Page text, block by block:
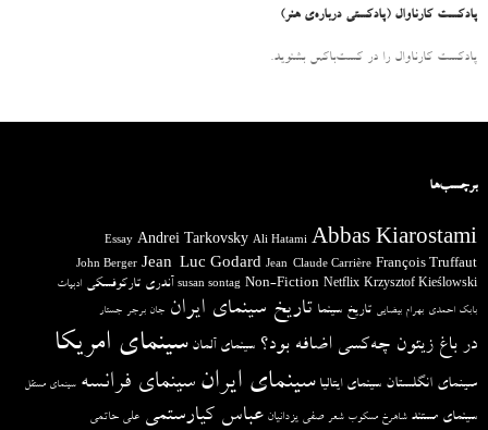
پادکست کارناوال (پادکستی درباره‌ی هنر)
پادکست کارناوال را در کست‌باکس بشنوید.
برچسب‌ها
Abbas Kiarostami
Ali Hatami
Andrei Tarkovsky
Essay
François Truffaut
Jean-Claude Carrière
Jean-Luc Godard
John Berger
Krzysztof Kieślowski
Netflix
Non-Fiction
susan sontag آندری تارکوفسکی ادبیات
بابک احمدی بهرام بیضایی تاریخ سینما تاریخ سینمای ایران جان برجر جستار
در باغ زیتون چه‌کسی اضافه بود؟ سینمای آلمان سینمای امریکا
سینمای انگلستان سینمای ایتالیا سینمای ایران سینمای فرانسه سینمای مستقل
سینمای مستند شاهرخ مسکوب شعر صفی یزدانیان عباس کیارستمی علی حاتمی